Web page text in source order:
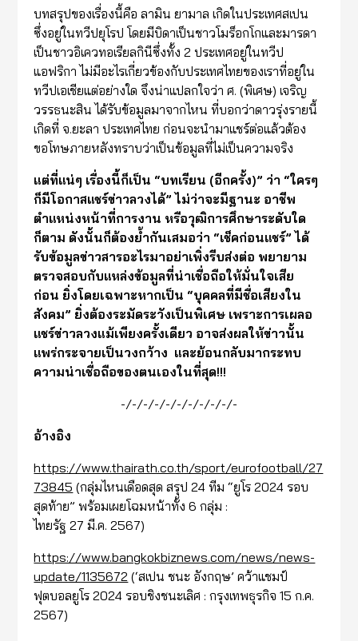
บทสรุปของเรื่องนี้คือ ลามิน ยามาล เกิดในประเทศสเปน
ซึ่งอยู่ในทวีปยุโรป โดยมีบิดาเป็นชาวโมร็อกโกและมารดา
เป็นชาวอิเควทอเรียลกินีซึ่งทั้ง 2 ประเทศอยู่ในทวีป
แอฟริกา ไม่มีอะไรเกี่ยวข้องกับประเทศไทยของเราที่อยู่ใน
ทวีปเอเชียแต่อย่างใด จึงน่าแปลกใจว่า ศ. (พิเศษ) เจริญ
วรรธนะสิน ได้รับข้อมูลมาจากไหน ที่บอกว่าดาวรุ่งรายนี้
เกิดที่ จ.ยะลา ประเทศไทย ก่อนจะนำมาแชร์ต่อแล้วต้อง
ขอโทษภายหลังทราบว่าเป็นข้อมูลที่ไม่เป็นความจริง
แต่ที่แน่ๆ เรื่องนี้ก็เป็น “บทเรียน (อีกครั้ง)” ว่า “ใครๆ
ก็มีโอกาสแชร์ข่าวลวงได้”ไม่ว่าจะมีฐานะ อาชีพ
ตำแหน่งหน้าที่การงาน หรือวุฒิการศึกษาระดับใด
ก็ตาม ดังนั้นก็ต้องย้ำกันเสมอว่า “เช็คก่อนแชร์”ได้
รับข้อมูลข่าวสารอะไรมาอย่าเพิ่งรีบส่งต่อ พยายาม
ตรวจสอบกับแหล่งข้อมูลที่น่าเชื่อถือให้มั่นใจเสีย
ก่อน ยิ่งโดยเฉพาะหากเป็น “บุคคลที่มีชื่อเสียงใน
สังคม” ยิ่งต้องระมัดระวังเป็นพิเศษ เพราะการเผลอ
แชร์ข่าวลวงแม้เพียงครั้งเดียว อาจส่งผลให้ข่าวนั้น
แพร่กระจายเป็นวงกว้าง และย้อนกลับมากระทบ
ความน่าเชื่อถือของตนเองในที่สุด!!!
-/-/-/-/-/-/-/-/-/-/-
อ้างอิง
https://www.thairath.co.th/sport/eurofootball/27
73845 (กลุ่มไหนเดือดสุด สรุป 24 ทีม “ยูโร 2024 รอบ
สุดท้าย” พร้อมเผยโฉมหน้าทั้ง 6 กลุ่ม :
ไทยรัฐ 27 มี.ค. 2567)
https://www.bangkokbiznews.com/news/news-
update/1135672 (‘สเปน ชนะ อังกฤษ’ คว้าแชมป์
ฟุตบอลยูโร 2024 รอบชิงชนะเลิศ : กรุงเทพธุรกิจ 15 ก.ค.
2567)